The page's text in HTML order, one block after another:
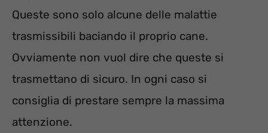
Queste sono solo alcune delle malattie
trasmissibili baciando il proprio cane.
Ovviamente non vuol dire che queste si
trasmettano di sicuro. In ogni caso si
consiglia di prestare sempre la massima
attenzione.